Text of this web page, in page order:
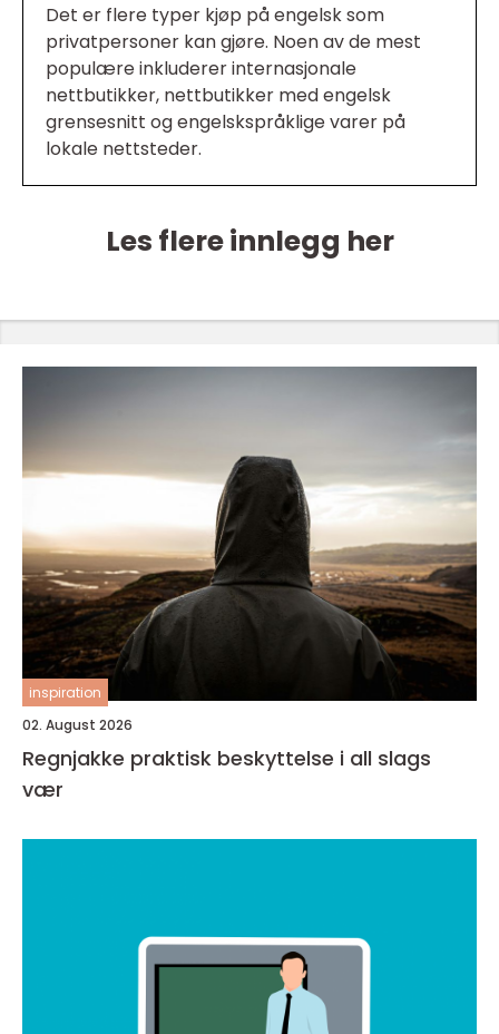
Det er flere typer kjøp på engelsk som
privatpersoner kan gjøre. Noen av de mest
populære inkluderer internasjonale
nettbutikker, nettbutikker med engelsk
grensesnitt og engelskspråklige varer på
lokale nettsteder.
Les flere innlegg her
inspiration
02. August 2026
Regnjakke praktisk beskyttelse i all slags
vær